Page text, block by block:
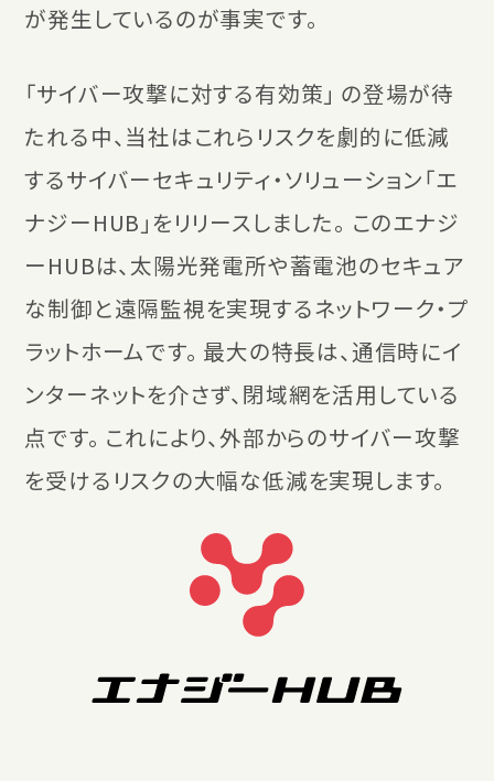
が発生しているのが事実です。
「サイバー攻撃に対する有効策」 の登場が待
たれる中、当社はこれらリスクを劇的に低減
するサイバーセキュリティ・ソリューション「エ
ナジーHUB」をリリースしました。 このエナジ
ーHUBは、太陽光発電所や蓄電池のセキュア
な制御と遠隔監視を実現するネットワーク・プ
ラットホームです。 最大の特長は、通信時にイ
ンターネットを介さず、閉域網を活用している
点です。 これにより、外部からのサイバー攻撃
を受けるリスクの大幅な低減を実現します。